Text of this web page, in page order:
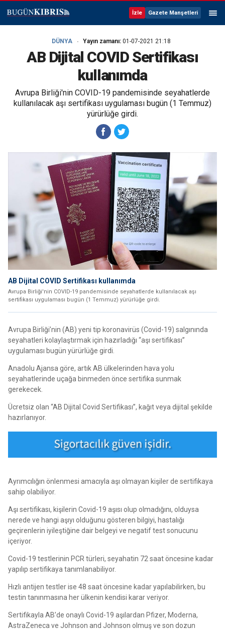
İzle Gazete Manşetleri
DÜNYA Yayın zamanı: 01-07-2021 21:18
AB Dijital COVID Sertifikası
kullanımda
Avrupa Birliği'nin COVID-19 pandemisinde seyahatlerde
kullanılacak aşı sertifikası uygulaması bugün (1 Temmuz)
yürürlüğe girdi.
AB Dijital COVID Sertifikası kullanımda
Avrupa Birliği'nin COVID-19 pandemisinde seyahatlerde kullanılacak aşı
sertifikası uygulaması bugün (1 Temmuz) yürürlüğe girdi.
Avrupa Birliği’nin (AB) yeni tip koronavirüs (Covid-19) salgınında
seyahatleri kolaylaştırmak için hazırladığı “aşı sertifikası”
uygulaması bugün yürürlüğe girdi.
Anadolu Ajansa göre, artık AB ülkelerinden hava yolu
seyahatlerinde uçağa binmeden önce sertifika sunmak
gerekecek.
Ücretsiz olan “AB Dijital Covid Sertifikası”, kağıt veya dijital şekilde
hazırlanıyor.
Ayrımcılığın önlenmesi amacıyla aşı olmayan kişiler de sertifikaya
sahip olabiliyor.
Aşı sertifikası, kişilerin Covid-19 aşısı olup olmadığını, olduysa
nerede ve hangi aşıyı olduğunu gösteren bilgiyi, hastalığı
geçirenlerin iyileştiğine dair belgeyi ve negatif test sonucunu
içeriyor.
Covid-19 testlerinin PCR türleri, seyahatin 72 saat öncesine kadar
yapılıp sertifikaya tanımlanabiliyor.
Hızlı antijen testler ise 48 saat öncesine kadar yapılabilirken, bu
testin tanınmasına her ülkenin kendisi karar veriyor.
Sertifikayla AB’de onaylı Covid-19 aşılardan Pfizer, Moderna,
AstraZeneca ve Johnson and Johnson olmuş ve son dozun